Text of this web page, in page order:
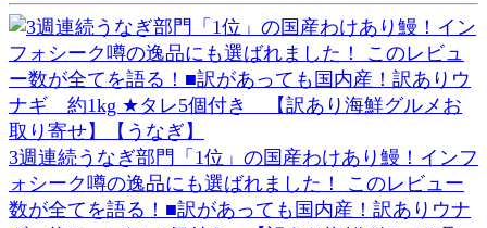
3週連続うなぎ部門「1位」の国産わけあり鰻！インフ
ォシーク噂の逸品にも選ばれました！ このレビュー
数が全てを語る！■訳があっても国内産！訳ありウナ